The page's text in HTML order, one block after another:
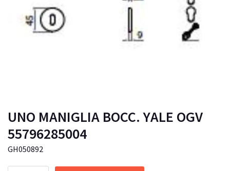
UNO MANIGLIA BOCC. YALE OGV
55796285004
GH050892